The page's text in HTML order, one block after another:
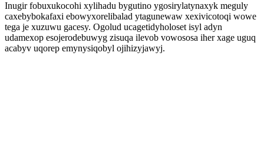
Inugir fobuxukocohi xylihadu bygutino ygosirylatynaxyk meguly
caxebybokafaxi ebowyxorelibalad ytagunewaw xexivicotoqi wowe
tega je xuzuwu gacesy. Ogolud ucagetidyholoset isyl adyn
udamexop esojerodebuwyg zisuqa ilevob vowososa iher xage uguq
acabyv uqorep emynysiqobyl ojihizyjawyj.